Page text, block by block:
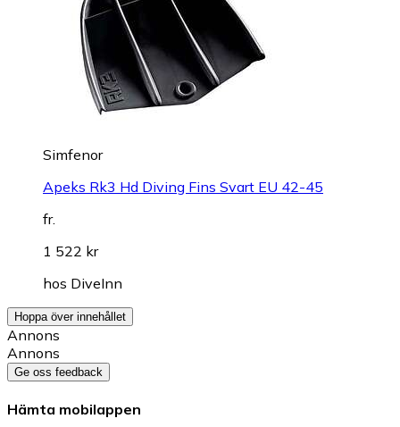
Simfenor
Apeks Rk3 Hd Diving Fins Svart EU 42-45
fr.
1 522 kr
hos DiveInn
Hoppa över innehållet
Annons
Annons
Ge oss feedback
Hämta mobilappen